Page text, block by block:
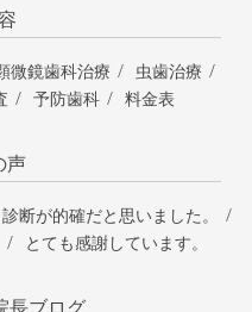
微鏡歯科治療
虫歯治療
予防歯科 料金表
声
診断が的確だと思いました。
とても感謝しています。